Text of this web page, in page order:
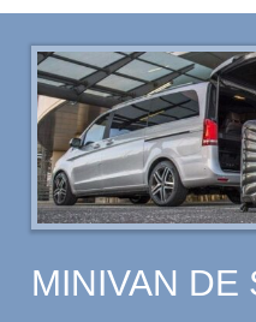
MINIVAN DE